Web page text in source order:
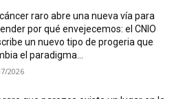
raro abre una nueva vía para
por qué envejecemos: el CNIO
un nuevo tipo de progeria que
el paradigma...
2026